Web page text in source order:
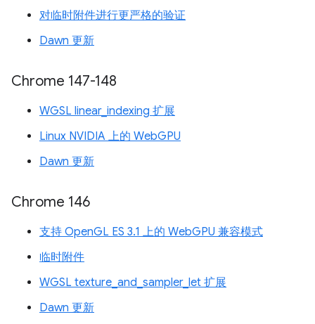
对临时附件进行更严格的验证
Dawn 更新
Chrome 147-148
WGSL linear_indexing 扩展
Linux NVIDIA 上的 WebGPU
Dawn 更新
Chrome 146
支持 OpenGL ES 3.1 上的 WebGPU 兼容模式
临时附件
WGSL texture_and_sampler_let 扩展
Dawn 更新